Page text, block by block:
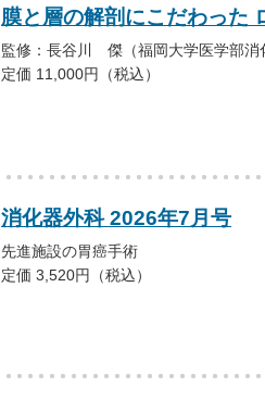
膜と層の解剖にこだわった
監修：長谷川 傑（福岡大学医学部消
定価 11,000円（税込）
消化器外科 2026年7月号
先進施設の胃癌手術
定価 3,520円（税込）